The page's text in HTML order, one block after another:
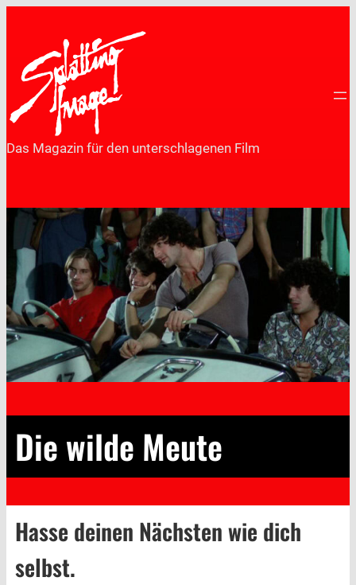
springen
Das Magazin für den unterschlagenen Film
Die wilde Meute
Hasse deinen Nächsten wie dich
selbst.